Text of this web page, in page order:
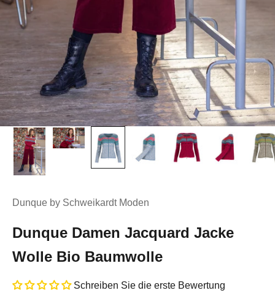
Dunque by Schweikardt Moden
Dunque Damen Jacquard Jacke
Wolle Bio Baumwolle
Schreiben Sie die erste Bewertung